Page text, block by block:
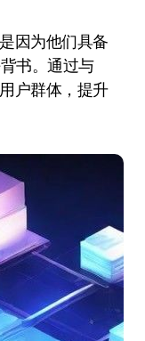
因为他们具备
书。通过与
户群体，提升